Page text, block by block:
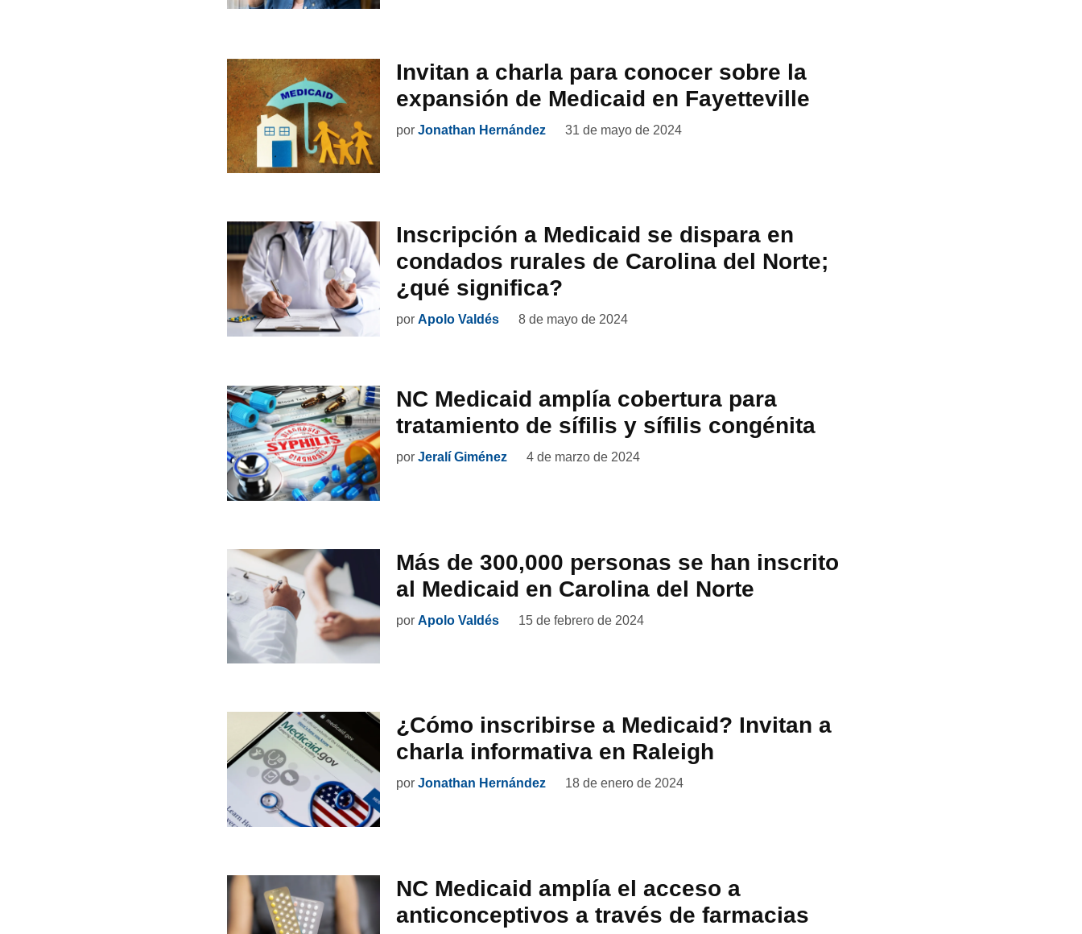
Invitan a charla para conocer sobre la
expansión de Medicaid en Fayetteville
por Jonathan Hernández 31 de mayo de 2024
Inscripción a Medicaid se dispara en
condados rurales de Carolina del Norte;
¿qué significa?
por Apolo Valdés 8 de mayo de 2024
NC Medicaid amplía cobertura para
tratamiento de sífilis y sífilis congénita
por Jeralí Giménez 4 de marzo de 2024
Más de 300,000 personas se han inscrito
al Medicaid en Carolina del Norte
por Apolo Valdés 15 de febrero de 2024
¿Cómo inscribirse a Medicaid? Invitan a
charla informativa en Raleigh
por Jonathan Hernández 18 de enero de 2024
NC Medicaid amplía el acceso a
anticonceptivos a través de farmacias